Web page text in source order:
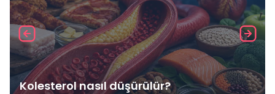
Kolesterol nasıl düşürülür?